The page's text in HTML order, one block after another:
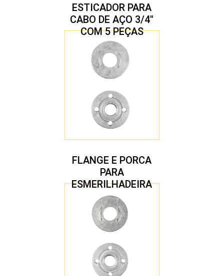
ESTICADOR PARA
CABO DE AÇO 3/4″
COM 5 PEÇAS
FLANGE E PORCA
PARA
ESMERILHADEIRA
4.1/2″ 22,23 MM